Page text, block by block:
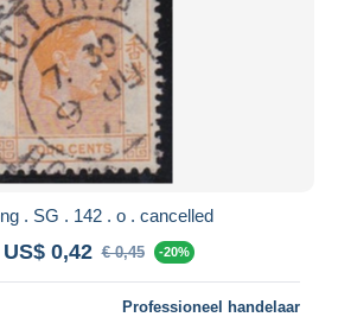
. SG . 142 . o . cancelled
0,42 € 0,45 -20%
Professioneel handelaar